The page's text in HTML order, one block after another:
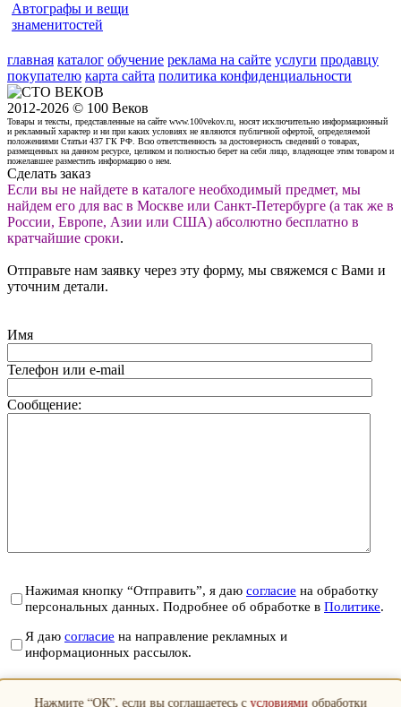
Автографы и вещи
знаменитостей
главная каталог обучение реклама на сайте услуги продавцу
покупателю карта сайта политика конфиденциальности
2012-2026 © 100 Веков
Товары и тексты, представленные на сайте www.100vekov.ru, носят исключительно информационный
и рекламный характер и ни при каких условиях не являются публичной офертой, определяемой
положениями Статьи 437 ГК РФ. Всю ответственность за достоверность сведений о товарах,
размещенных на данном ресурсе, целиком и полностью берет на себя лицо, владеющее этим товаром и
пожелавшее разместить информацию о нем.
Сделать заказ
Если вы не найдете в каталоге необходимый предмет, мы
найдем его для вас в Москве или Санкт-Петербурге (а так же в
России, Европе, Азии или США) абсолютно бесплатно в
кратчайшие сроки.
Отправьте нам заявку через эту форму, мы свяжемся с Вами и
уточним детали.
Имя
Телефон или e-mail
Сообщение:
Нажимая кнопку “Отправить”, я даю согласие на обработку
персональных данных. Подробнее об обработке в Политике.
Я даю согласие на направление рекламных и
информационных рассылок.
Отправить
Закрыть
Нажмите “ОК”, если вы соглашаетесь сусловиями обработки